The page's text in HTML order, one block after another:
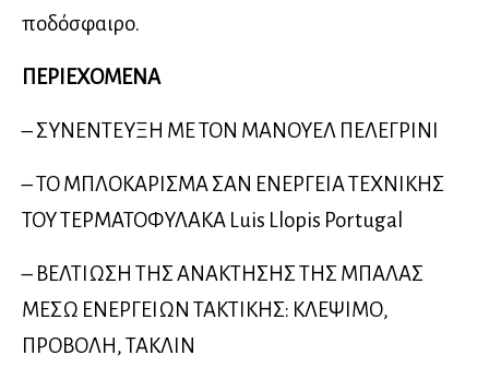
ποδόσφαιρο.
ΠΕΡΙΕΧΟΜΕΝΑ
– ΣΥΝΕΝΤΕΥΞΗ ΜΕ ΤΟΝ ΜΑΝΟΥΕΛ ΠΕΛΕΓΡΙΝΙ
– ΤΟ ΜΠΛΟΚΑΡΙΣΜΑ ΣΑΝ ΕΝΕΡΓΕΙΑ ΤΕΧΝΙΚΗΣ
ΤΟΥ ΤΕΡΜΑΤΟΦΥΛΑΚΑ Luis Llopis Portugal
– ΒΕΛΤΙΩΣΗ ΤΗΣ ΑΝΑΚΤΗΣΗΣ ΤΗΣ ΜΠΑΛΑΣ
ΜΕΣΩ ΕΝΕΡΓΕΙΩΝ ΤΑΚΤΙΚΗΣ: ΚΛΕΨΙΜΟ,
ΠΡΟΒΟΛΗ, ΤΑΚΛΙΝ